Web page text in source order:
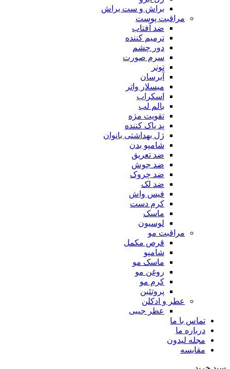
براش و ست براش
مراقبت پوست
ضد آفتاب
ترمیم کننده
دور چشم
سرم صورت
تونر
آبرسان
میسلار واتر
اسکراب
بالم لب
تقویت مژه
پد پاک کننده
ژل بهداشتی بانوان
شامپو بدن
ضد تعریق
ضد جوش
ضد چروک
ضد لک
فیس واش
کرم دست
ماسک
لوسیون
مراقبت مو
قرص مکمل
شامپو
ماسک مو
روغن مو
کرم مو
پروتئین
عطر و ادکلن
عطر جیبی
تماس با ما
درباره ما
مجله لیدون
مقایسه